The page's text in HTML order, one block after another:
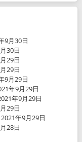
9月30日
30日
29日
29日
9月29日
年9月29日
年9月29日
29日
2021年9月29日
28日